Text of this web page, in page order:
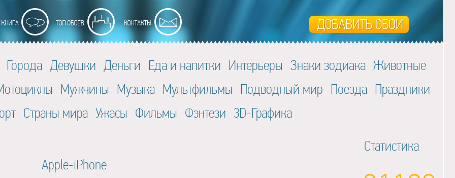
Города Девушки Деньги Еда и напитки Интерьеры Знаки зодиака Животные
Мужчины Музыка Мультфильмы Подводный мир Поезда Праздники
Страны мира Ужасы Фильмы Фэнтези 3D-Графика
Apple-iPhone
Статистика